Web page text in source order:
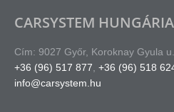
CARSYSTEM
Cím: 9027 Győr, Koroknay Gyula u.
+36 (96) 517 877 +36 (96) 518
info@carsystem.hu